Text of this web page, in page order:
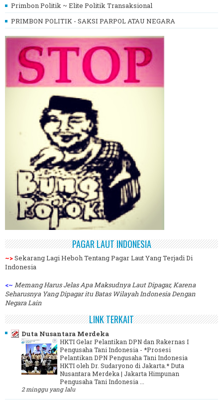
Primbon Politik ~ Elite Politik Transaksional
PRIMBON POLITIK - SAKSI PARPOL ATAU NEGARA
PAGAR LAUT INDONESIA
~>Sekarang Lagi Heboh Tentang Pagar Laut Yang Terjadi Di
Indonesia
<~ Memang Harus Jelas Apa Maksudnya Laut Dipagar, Karena
Seharusnya Yang Dipagar itu Batas Wilayah Indonesia Dengan
Negara Lain
LINK TERKAIT
Duta Nusantara Merdeka
HKTI Gelar Pelantikan DPN dan Rakernas I
Pengusaha Tani Indonesia - *Prosesi
Pelantikan DPN Pengusaha Tani Indonesia
HKTI oleh Dr. Sudaryono di Jakarta.* Duta
Nusantara Merdeka | Jakarta Himpunan
Pengusaha Tani Indonesia ...
2 minggu yang lalu